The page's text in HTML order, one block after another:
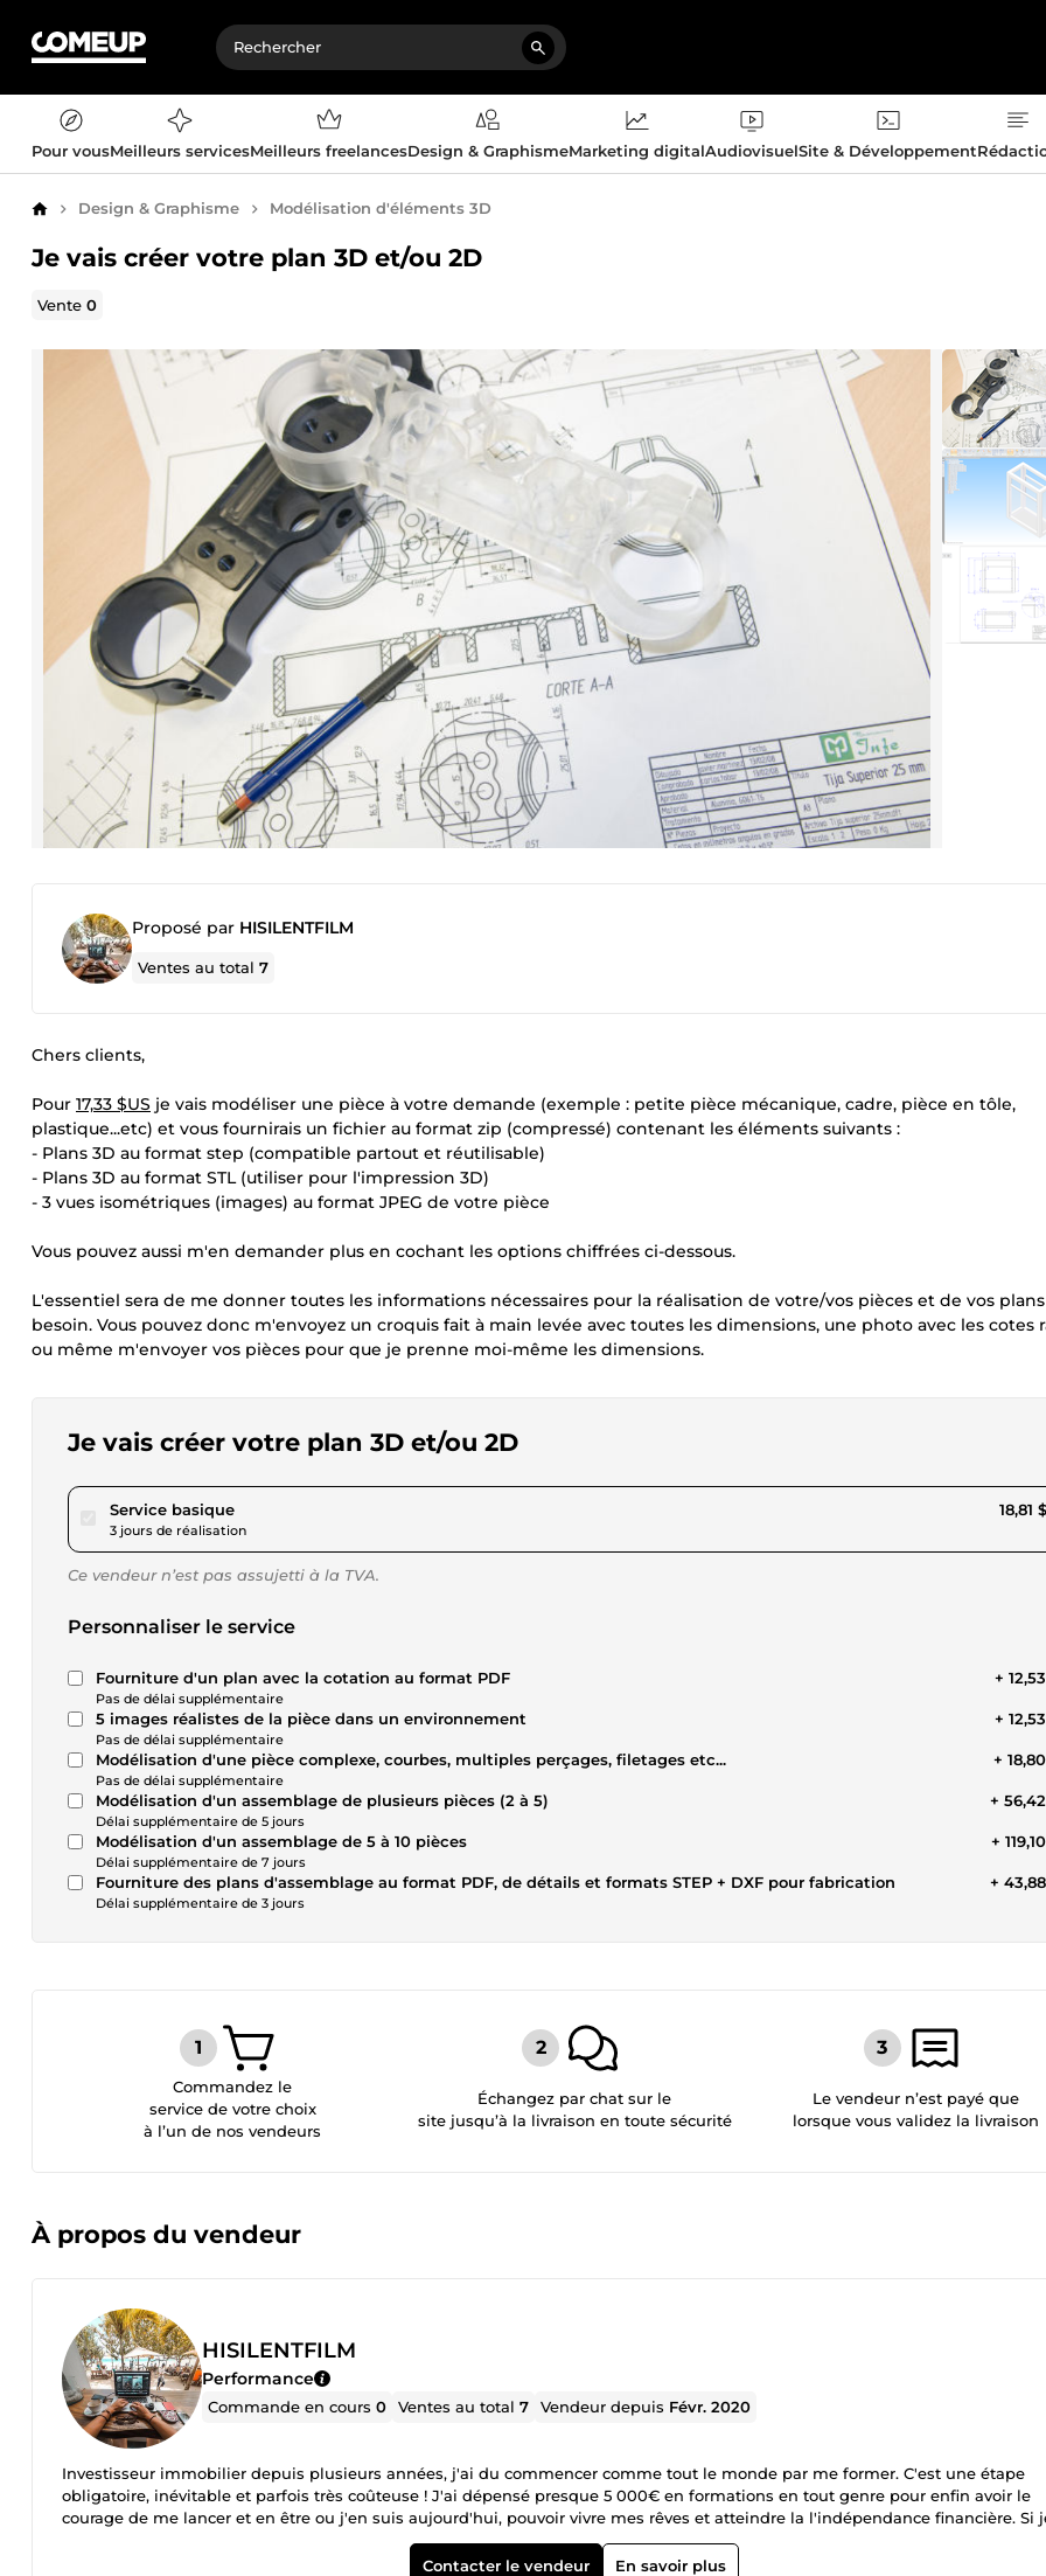
Pour vousMeilleurs servicesMeilleurs freelancesDesign & GraphismeMarketing digitalAudiovisuelSite & Développement
AccueilDesign & Graphisme Modélisation d'éléments 3D
Je vais créer votre plan 3D et/ou 2D
Vente0
Proposé par HISILENTFILM
Ventes au total7
Chers clients,
Pour 17,33 $US je vais modéliser une pièce à votre demande (exemple : petite pièce mécanique, cadre, pièce en tôle,
plastique...etc) et vous fournirais un fichier au format zip (compressé) contenant les éléments suivants :
- Plans 3D au format step (compatible partout et réutilisable)
- Plans 3D au format STL (utiliser pour l'impression 3D)
- 3 vues isométriques (images) au format JPEG de votre pièce
Vous pouvez aussi m'en demander plus en cochant les options chiffrées ci-dessous.
L'essentiel sera de me donner toutes les informations nécessaires pour la réalisation de votre/vos pièces et de vos plans
besoin. Vous pouvez donc m'envoyez un croquis fait à main levée avec toutes les dimensions, une photo avec les cotes
ou même m'envoyer vos pièces pour que je prenne moi-même les dimensions.
Je vais créer votre plan 3D et/ou 2D
Service basiquepour 17,33 $US
3 jours de réalisation
18,81
Ce vendeur n’est pas assujetti à la TVA.
Personnaliser le service
Fourniture d'un plan avec la cotation au format PDF
Pas de délai supplémentaire
+
5 images réalistes de la pièce dans un environnement
Pas de délai supplémentaire
+
Modélisation d'une pièce complexe, courbes, multiples perçages, filetages etc...
Pas de délai supplémentaire
+
Modélisation d'un assemblage de plusieurs pièces (2 à 5)
Délai supplémentaire de 5 jours
+
Modélisation d'un assemblage de 5 à 10 pièces
Délai supplémentaire de 7 jours
+
Fourniture des plans d'assemblage au format PDF, de détails et formats STEP + DXF pour fabrication
Délai supplémentaire de 3 jours
+
Commandez le
service de votre choix
à l’un de nos vendeurs
Échangez par chat sur le
site jusqu’à la livraison en toute sécurité
Le vendeur n’est payé que
lorsque vous validez la livraison
À propos du vendeur
HISILENTFILM
Performance
Commande en cours0 Ventes au total7 Vendeur depuis Févr. 2020
Investisseur immobilier depuis plusieurs années, j'ai du commencer comme tout le monde par me former. C'est une étape
obligatoire, inévitable et parfois très coûteuse ! J'ai dépensé presque 5 000€ en formations en tout genre pour enfin avoir le
courage de me lancer et en être ou j'en suis aujourd'hui, pouvoir vivre mes rêves et atteindre la l'indépendance financière. Si
suis ici aujourd'hui c'est pour vous transmettre tous les documents et le savoir nécessaire pour que vous aussi, vous soyez
vous lancer sans dépenser une fortune. Je pense qu'il est important que le savoir et les techniques se transmettre ou
Contacter le vendeur En savoir plus